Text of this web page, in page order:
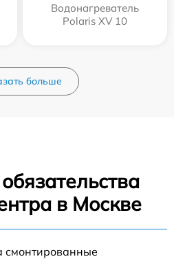
Водонагреватель
Polaris XV 10
больше
в Москве
смонтированные